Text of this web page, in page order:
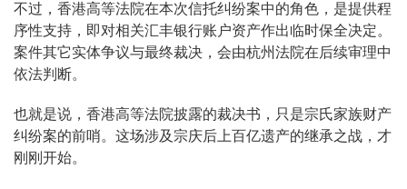
不过，香港高等法院在本次信托纠纷案中的角色，是提供程
序性支持，即对相关汇丰银行账户资产作出临时保全决定。
案件其它实体争议与最终裁决，会由杭州法院在后续审理中
依法判断。
也就是说，香港高等法院披露的裁决书，只是宗氏家族财产
纠纷案的前哨。这场涉及宗庆后上百亿遗产的继承之战，才
刚刚开始。